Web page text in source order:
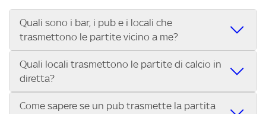
Quali sono i bar, i pub e i locali che
trasmettono le partite vicino a me?
Se cerchi un bar, pub, ristorante o locale vicino a te per
vedere le partite di Serie A ENILIVE, la Serie C Sky Wifi, la
UEFA Champions League, la UEFA Europa League, la UEFA
Conference League, il Tennis, la Formula 1®, la MotoGP™ e
Quali locali trasmettono le partite di calcio in
diretta?
Vuoi sapere quali bar, pub o ristoranti mostrano le partite
Come sapere se un pub trasmette la partita